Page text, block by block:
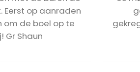
Eerst op aanraden
om de boel op te
Gr Shaun